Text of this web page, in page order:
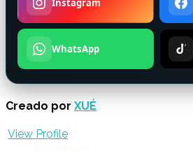
Instagram
WhatsApp
Creado por XUÉ
View Profile